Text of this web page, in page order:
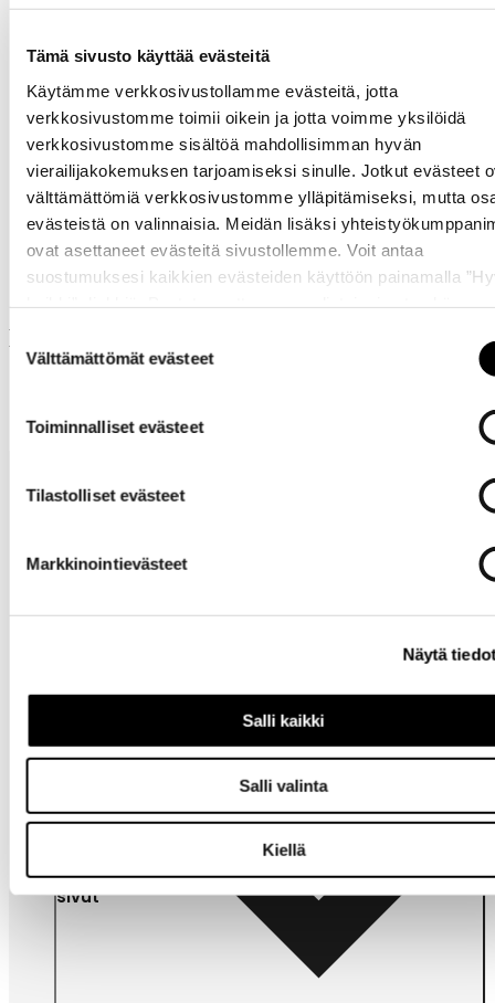
Tämä sivusto käyttää evästeitä
Käytämme verkkosivustollamme evästeitä, jotta
verkkosivustomme toimii oikein ja jotta voimme yksilöidä
verkkosivustomme sisältöä mahdollisimman hyvän
vierailijakokemuksen tarjoamiseksi sinulle. Jotkut evästeet
välttämättömiä verkkosivustomme ylläpitämiseksi, mutta
evästeistä on valinnaisia. Meidän lisäksi
ovat asettaneet evästeitä sivustollemme. Voit antaa
suostumuksesi kaikkien evästeiden käyttöön painamalla
Suostumuksen
valinta
Välttämättömät evästeet
Toiminnalliset evästeet
Tilastolliset evästeet
Markkinointievästeet
Näytä
Salli kaikki
Salli valinta
Kiellä
Katso saatavuus
myymälässä
Muut ostivat myös
Tarvitsetko
Omat
sivut